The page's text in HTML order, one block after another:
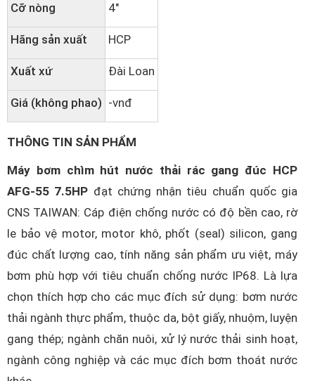
Cỡ nòng 4"
Hãng sản xuất HCP
Xuất xứ Đài Loan
Giá (không phao) -vnđ
THÔNG TIN SẢN PHẨM
Máy bơm chìm hút nước thải rác gang đúc HCP
AFG-55 7.5HP đạt chứng nhận tiêu chuẩn quốc gia
CNS TAIWAN: Cáp điện chống nước có độ bền cao, rờ
le bảo vệ motor, motor khô, phốt (seal) silicon, gang
đúc chất lượng cao, tính năng sản phẩm ưu việt, máy
bơm phù hợp với tiêu chuẩn chống nước IP68. Là lựa
chọn thích hợp cho các mục đích sử dụng: bơm nước
thải ngành thực phẩm, thuộc da, bột giấy, nhuộm, luyện
gang thép; ngành chăn nuôi, xử lý nước thải sinh hoạt,
ngành công nghiệp và các mục đích bơm thoát nước